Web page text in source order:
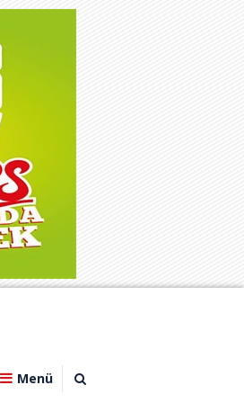
Menü